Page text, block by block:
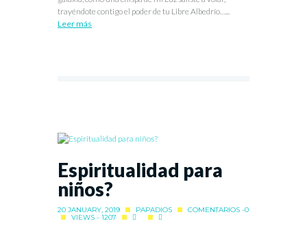
trayéndote contigo el poder de tu Libre Albedrío…...
Leer más
Espiritualidad para
niños?
20 JANUARY, 2019 PAPADIOS
COMENTARIOS -0
VIEWS - 1207